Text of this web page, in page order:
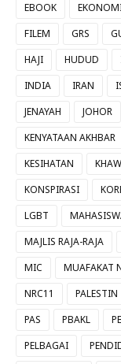
EBOOK
FILEM
GRS
HAJI
HUDUD
INDIA
IRAN
JENAYAH
JOHOR
KENYATAAN AKHBAR
KESIHATAN
KONSPIRASI
LGBT
MAJLIS RAJA-RAJA
MIC
MUAFAKAT
NRC11
PALESTIN
PAS
PBAKL
PELBAGAI